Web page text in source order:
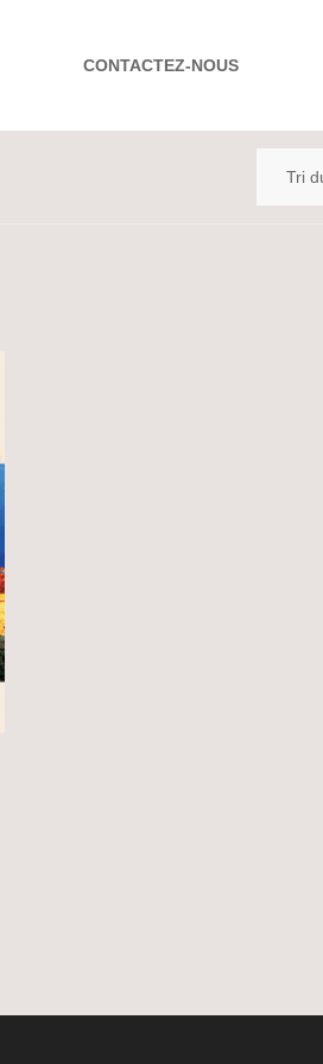
CONTACTEZ-NOUS